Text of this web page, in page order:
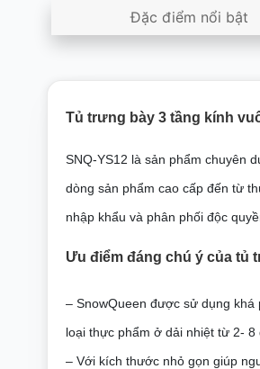
Đặc điểm nổi bật
Tủ trưng bày 3 tầng kính
SNQ-YS12 là sản phẩm chuyên
dòng sản phẩm cao cấp đến từ
nhập khẩu và phân phối độc
Ưu điểm đáng chú ý của tủ
– SnowQueen được sử dụng
loại thực phẩm ở dải nhiệt từ 2- 8
– Với kích thước nhỏ gọn giúp